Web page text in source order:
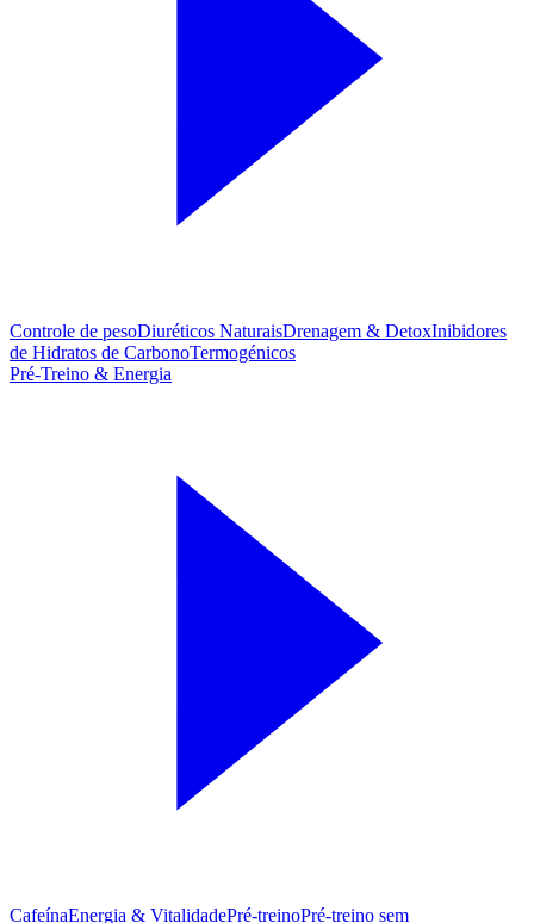
Controle de pesoDiuréticos NaturaisDrenagem & DetoxInibidores
de Hidratos de CarbonoTermogénicos
Pré-Treino & Energia
CafeínaEnergia & VitalidadePré-treinoPré‑treino sem